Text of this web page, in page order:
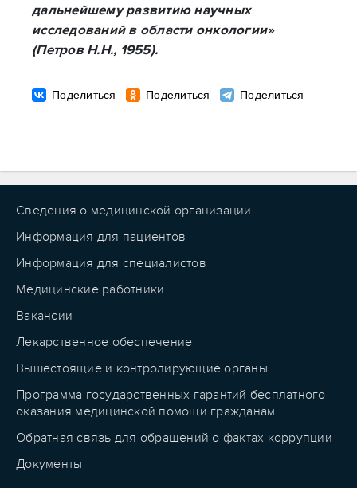
дальнейшему развитию научных
исследований в области онкологии»
(Петров Н.Н., 1955).
Сведения о медицинской организации
Информация для пациентов
Информация для специалистов
Медицинские работники
Вакансии
Лекарственное обеспечение
Вышестоящие и контролирующие органы
Программа государственных гарантий бесплатного
оказания медицинской помощи гражданам
Обратная связь для обращений о фактах коррупции
Документы